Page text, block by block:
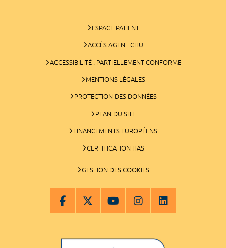
ESPACE PATIENT
ACCÈS AGENT CHU
ACCESSIBILITÉ : PARTIELLEMENT CONFORME
MENTIONS LÉGALES
PROTECTION DES DONNÉES
PLAN DU SITE
FINANCEMENTS EUROPÉENS
CERTIFICATION HAS
GESTION DES COOKIES